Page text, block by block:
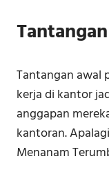
Tantangan awal
kerja di kantor
anggapan
kantoran.
Menanam